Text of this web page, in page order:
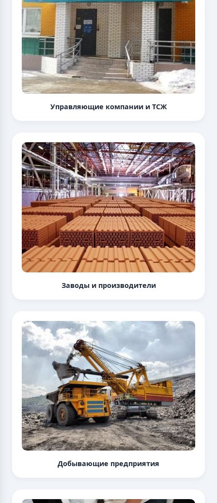
Управляющие компании и ТСЖ
Заводы и производители
Добывающие предприятия